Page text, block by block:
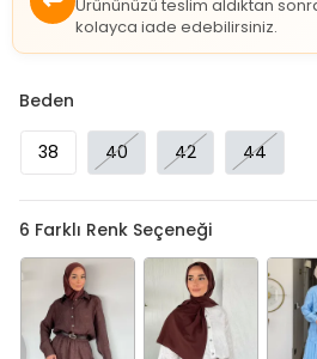
Güvenilir Alışveriş
Ürününüzü teslim aldıktan sonra
Beden
6 Farklı Renk Seçeneği